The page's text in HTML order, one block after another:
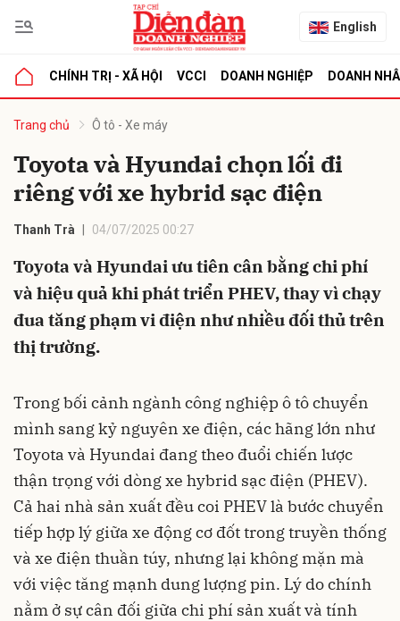
English
CHÍNH TRỊ - XÃ HỘI VCCI DOANH NGHIỆP DOANH
Trang chủ Ô tô - Xe máy
Toyota và Hyundai chọn lối đi
riêng với xe hybrid sạc điện
Thanh Trà 04/07/2025 00:27
Toyota và Hyundai ưu tiên cân bằng chi phí
và hiệu quả khi phát triển PHEV, thay vì chạy
đua tăng phạm vi điện như nhiều đối thủ trên
thị trường.
Trong bối cảnh ngành công nghiệp ô tô chuyển
mình sang kỷ nguyên xe điện, các hãng lớn như
Toyota và Hyundai đang theo đuổi chiến lược
thận trọng với dòng xe hybrid sạc điện (PHEV).
Cả hai nhà sản xuất đều coi PHEV là bước chuyển
tiếp hợp lý giữa xe động cơ đốt trong truyền thống
và xe điện thuần túy, nhưng lại không mặn mà
với việc tăng mạnh dung lượng pin. Lý do chính
nằm ở sự cân đối giữa chi phí sản xuất và tính
luận
Hủy